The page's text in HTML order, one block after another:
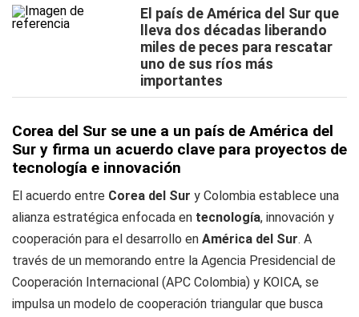
El país de América del Sur que
lleva dos décadas liberando
miles de peces para rescatar
uno de sus ríos más
importantes
Corea del Sur se une a un país de América del
Sur y firma un acuerdo clave para proyectos de
tecnología e innovación
El acuerdo entre Corea del Sur y Colombia establece una
alianza estratégica enfocada en tecnología, innovación y
cooperación para el desarrollo en América del Sur. A
través de un memorando entre la Agencia Presidencial de
Cooperación Internacional (APC Colombia) y KOICA, se
impulsa un modelo de cooperación triangular que busca